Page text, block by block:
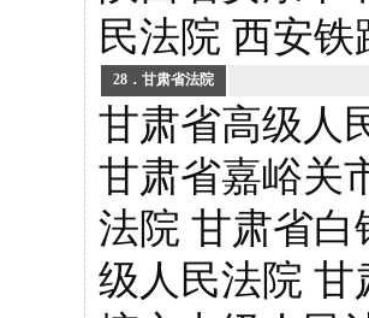
民法院 西安
28．甘肃省法院
甘肃省高级人
甘肃省嘉峪关
法院 甘肃省白
级人民法院 甘